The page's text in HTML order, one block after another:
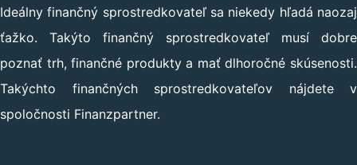
Ideálny finančný sprostredkovateľ sa niekedy hľadá naozaj
ťažko. Takýto finančný sprostredkovateľ musí dobre
poznať trh, finančné produkty a mať dlhoročné skúsenosti.
Takýchto finančných sprostredkovateľov nájdete v
spoločnosti Finanzpartner.